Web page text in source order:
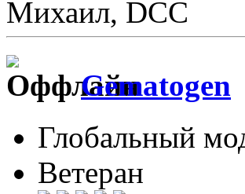
Михаил, DCC
Gematogen
Глобальный
Ветеран